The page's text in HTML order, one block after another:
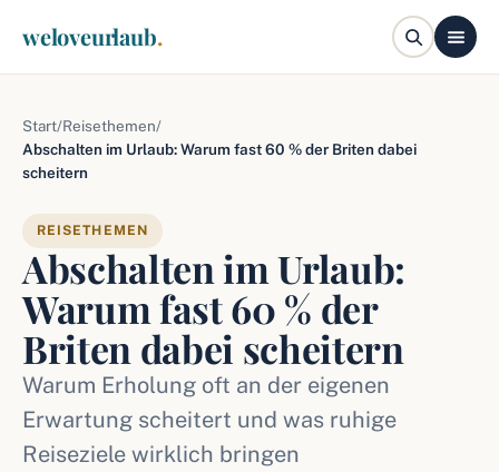
weloveurlaub.
Start/Reisethemen/
Abschalten im Urlaub: Warum fast 60 % der Briten dabei
scheitern
REISETHEMEN
Abschalten im Urlaub:
Warum fast 60 % der
Briten dabei scheitern
Warum Erholung oft an der eigenen
Erwartung scheitert und was ruhige
Reiseziele wirklich bringen